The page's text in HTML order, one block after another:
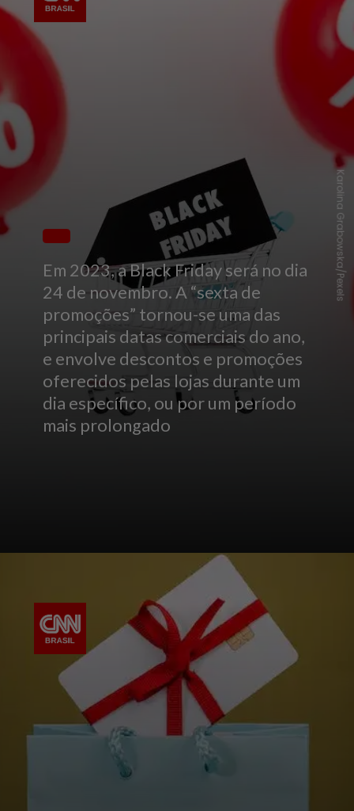
Em 2023, a Black Friday será no dia
24 de novembro. A “sexta de
promoções” tornou-se uma das
principais datas comerciais do ano,
e envolve descontos e promoções
oferecidos pelas lojas durante um
dia específico, ou por um período
mais prolongado
Karolina Grabowska/Pexels